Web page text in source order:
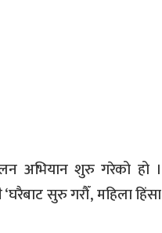
अभियान शुरु गरेको हो ।
सुरु गरौँ, महिला हिंसा